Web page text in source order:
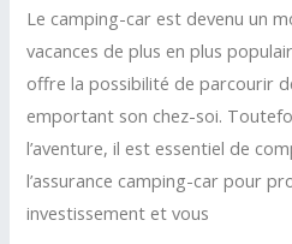
Le camping-car est devenu un
vacances de plus en plus
offre la possibilité de parcourir
emportant son chez-soi.
l’aventure, il est essentiel de
l’assurance camping-car pour
investissement et vous